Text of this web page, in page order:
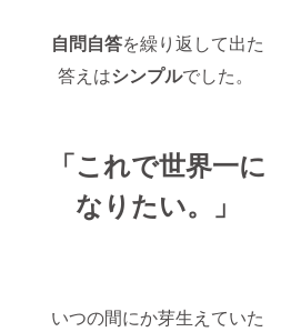
自問自答を繰り返して出た
答えはシンプルでした。
「これで世界一に
なりたい。」
いつの間にか芽生えていた